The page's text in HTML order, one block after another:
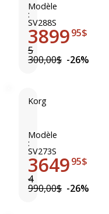
r
g
S
V
-
8
Modèle
:
SV288S
389995$
5
300,00$ -26%
Korg
r
g
S
V
-
Modèle
:
SV273S
364995$
4
990,00$ -26%